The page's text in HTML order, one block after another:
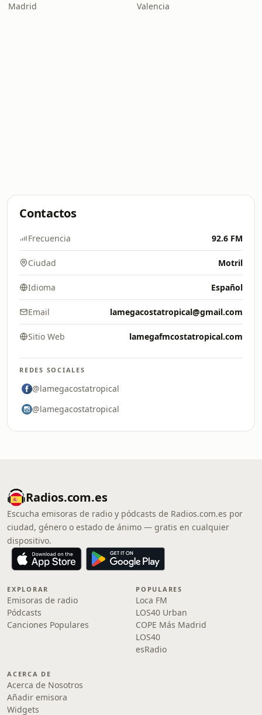
Madrid Valencia
Contactos
Frecuencia 92.6 FM
Ciudad Motril
Idioma Español
Email lamegacostatropical@gmail.com
Sitio Web lamegafmcostatropical.com
REDES SOCIALES
@lamegacostatropical
@lamegacostatropical
Radios.com.es
Escucha emisoras de radio y pódcasts de Radios.com.es por
ciudad, género o estado de ánimo — gratis en cualquier
dispositivo.
EXPLORAR
Emisoras de radio
Pódcasts
Canciones Populares
POPULARES
Loca FM
LOS40 Urban
COPE Más Madrid
LOS40
esRadio
ACERCA DE
Acerca de Nosotros
Añadir emisora
Widgets